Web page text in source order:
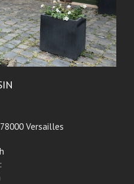
Versailles